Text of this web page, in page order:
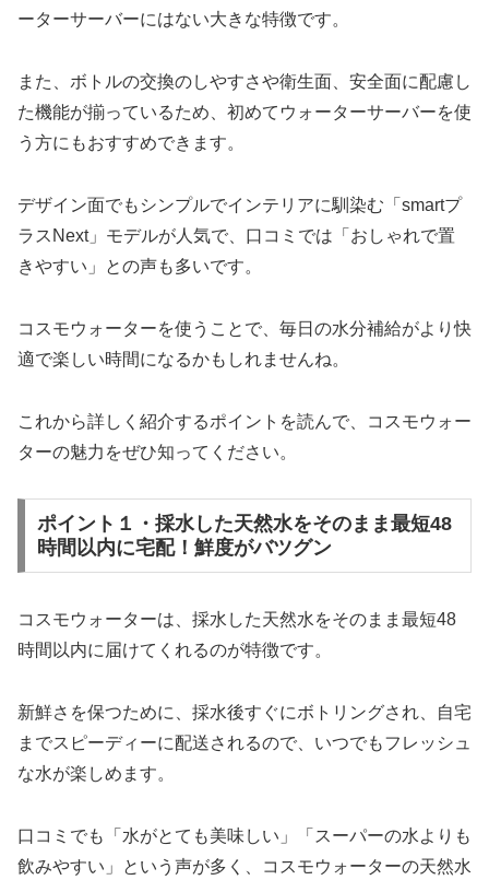
ーターサーバーにはない大きな特徴です。
また、ボトルの交換のしやすさや衛生面、安全面に配慮し
た機能が揃っているため、初めてウォーターサーバーを使
う方にもおすすめできます。
デザイン面でもシンプルでインテリアに馴染む「smartプ
ラスNext」モデルが人気で、口コミでは「おしゃれで置
きやすい」との声も多いです。
コスモウォーターを使うことで、毎日の水分補給がより快
適で楽しい時間になるかもしれませんね。
これから詳しく紹介するポイントを読んで、コスモウォー
ターの魅力をぜひ知ってください。
ポイント１・採水した天然水をそのまま最短48
時間以内に宅配！鮮度がバツグン
コスモウォーターは、採水した天然水をそのまま最短48
時間以内に届けてくれるのが特徴です。
新鮮さを保つために、採水後すぐにボトリングされ、自宅
までスピーディーに配送されるので、いつでもフレッシュ
な水が楽しめます。
口コミでも「水がとても美味しい」「スーパーの水よりも
飲みやすい」という声が多く、コスモウォーターの天然水